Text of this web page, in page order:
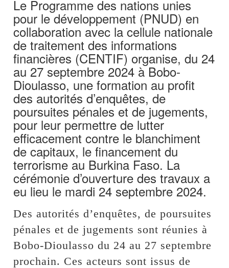
Le Programme des nations unies
pour le développement (PNUD) en
collaboration avec la cellule nationale
de traitement des informations
financières (CENTIF) organise, du 24
au 27 septembre 2024 à Bobo-
Dioulasso, une formation au profit
des autorités d’enquêtes, de
poursuites pénales et de jugements,
pour leur permettre de lutter
efficacement contre le blanchiment
de capitaux, le financement du
terrorisme au Burkina Faso. La
cérémonie d’ouverture des travaux a
eu lieu le mardi 24 septembre 2024.
Des autorités d’enquêtes, de poursuites
pénales et de jugements sont réunies à
Bobo-Dioulasso du 24 au 27 septembre
prochain. Ces acteurs sont issus de